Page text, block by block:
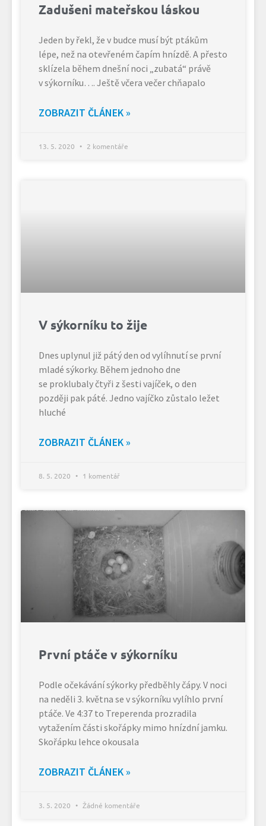
Zadušeni mateřskou láskou
Jeden by řekl, že v budce musí být ptákům
lépe, než na otevřeném čapím hnízdě. A přesto
sklízela během dnešní noci „zubatá“ právě
v sýkorníku…. Ještě včera večer chňapalo
ZOBRAZIT ČLÁNEK »
13. 5. 2020 2 komentáře
V sýkorníku to žije
Dnes uplynul již pátý den od vylíhnutí se první
mladé sýkorky. Během jednoho dne
se proklubaly čtyři z šesti vajíček, o den
později pak páté. Jedno vajíčko zůstalo ležet
hluché
ZOBRAZIT ČLÁNEK »
8. 5. 2020 1 komentář
První ptáče v sýkorníku
Podle očekávání sýkorky předběhly čápy. V noci
na neděli 3. května se v sýkorníku vylíhlo první
ptáče. Ve 4:37 to Treperenda prozradila
vytažením části skořápky mimo hnízdní jamku.
Skořápku lehce okousala
ZOBRAZIT ČLÁNEK »
3. 5. 2020 Žádné komentáře